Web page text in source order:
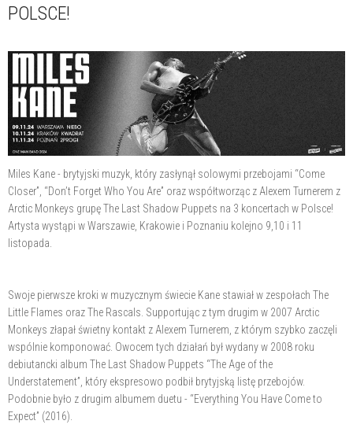
POLSCE!
Miles Kane - brytyjski muzyk, który zasłynął solowymi przebojami “Come
Closer”, “Don’t Forget Who You Are” oraz współtworząc z Alexem Turnerem z
Arctic Monkeys grupę The Last Shadow Puppets na 3 koncertach w Polsce!
Artysta wystąpi w Warszawie, Krakowie i Poznaniu kolejno 9,10 i 11
listopada.
Swoje pierwsze kroki w muzycznym świecie Kane stawiał w zespołach The
Little Flames oraz The Rascals. Supportując z tym drugim w 2007 Arctic
Monkeys złapał świetny kontakt z Alexem Turnerem, z którym szybko zaczęli
wspólnie komponować. Owocem tych działań był wydany w 2008 roku
debiutancki album The Last Shadow Puppets “The Age of the
Understatement”, który ekspresowo podbił brytyjską listę przebojów.
Podobnie było z drugim albumem duetu - “Everything You Have Come to
Expect” (2016).